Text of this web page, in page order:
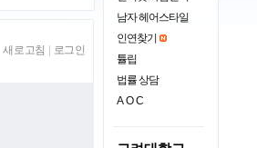
새로고침 로그인
남자 헤어스타일
인연찾기
튤립
법률 상담
AOC